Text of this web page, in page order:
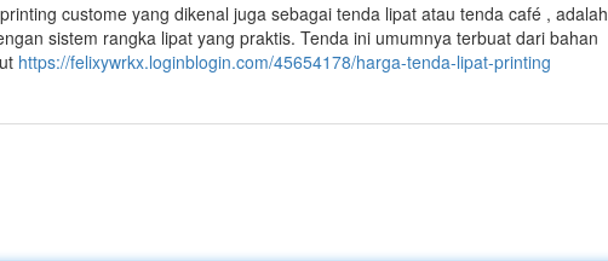
custome yang dikenal juga sebagai tenda lipat atau tenda café , adalah
sistem rangka lipat yang praktis. Tenda ini umumnya terbuat dari bahan
https://felixywrkx.loginblogin.com/45654178/harga-tenda-lipat-printing